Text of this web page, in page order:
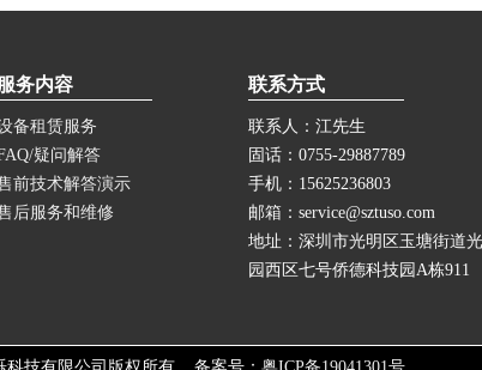
务内容
备租赁服务
疑问解答
前技术解答演示
后服务和维修
联系方式
联系人：江先生
固话：0755-29887789
手机：15625236803
邮箱：service@sztuso.com
地址：深圳市光明区玉塘街道
园西区七号侨德科技园A栋911